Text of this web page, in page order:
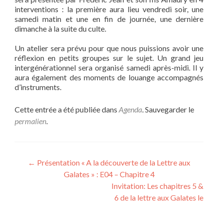
interventions : la première aura lieu vendredi soir, une
samedi matin et une en fin de journée, une dernière
dimanche à la suite du culte.
Un atelier sera prévu pour que nous puissions avoir une
réflexion en petits groupes sur le sujet. ⁠⁠Un grand jeu
intergénérationnel sera organisé samedi après-midi. ⁠⁠Il y
aura également des moments de louange accompagnés
d’instruments.
Cette entrée a été publiée dans Agenda. Sauvegarder le
permalien.
Navigation
← Présentation « A la découverte de la Lettre aux
Galates » : E04 – Chapitre 4
Invitation: Les chapitres 5 &
6 de la lettre aux Galates le